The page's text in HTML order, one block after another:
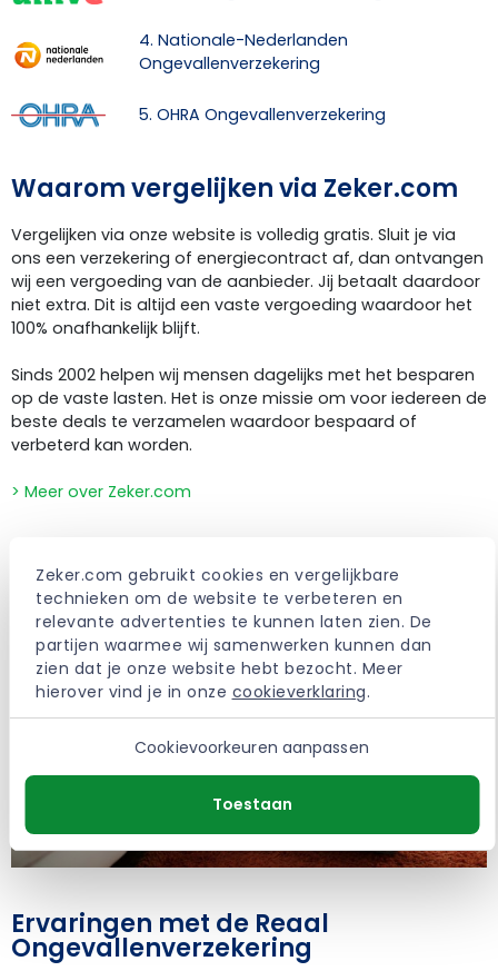
Zeker.com gebruikt cookies en vergelijkbare
technieken om de website te verbeteren en
relevante advertenties te kunnen laten zien. De
partijen waarmee wij samenwerken kunnen dan
zien dat je onze website hebt bezocht. Meer
hierover vind je in onze cookieverklaring.
Cookievoorkeuren aanpassen
Toestaan
4. Nationale-Nederlanden
Ongevallenverzekering
5. OHRA Ongevallenverzekering
Waarom vergelijken via Zeker.com
Vergelijken via onze website is volledig gratis. Sluit je via
ons een verzekering of energiecontract af, dan ontvangen
wij een vergoeding van de aanbieder. Jij betaalt daardoor
niet extra. Dit is altijd een vaste vergoeding waardoor het
100% onafhankelijk blijft.
Sinds 2002 helpen wij mensen dagelijks met het besparen
op de vaste lasten. Het is onze missie om voor iedereen de
beste deals te verzamelen waardoor bespaard of
verbeterd kan worden.
> Meer over Zeker.com
Ervaringen met de Reaal
Ongevallenverzekering